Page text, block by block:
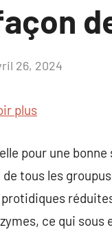
26, 2024
plus
pour une
tous les
ce qui